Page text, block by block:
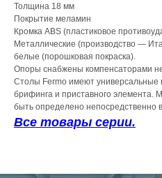
Толщина 18 мм
Покрытие меламин
Кромка ABS (пластиковое
Металлические (производство —
белые (порошковая покраска).
Опоры снабжены компенсаторами
Столы Fermo имеют универсальные
брифинга и приставного элемента.
быть определено непосредственно
Все товары серии.